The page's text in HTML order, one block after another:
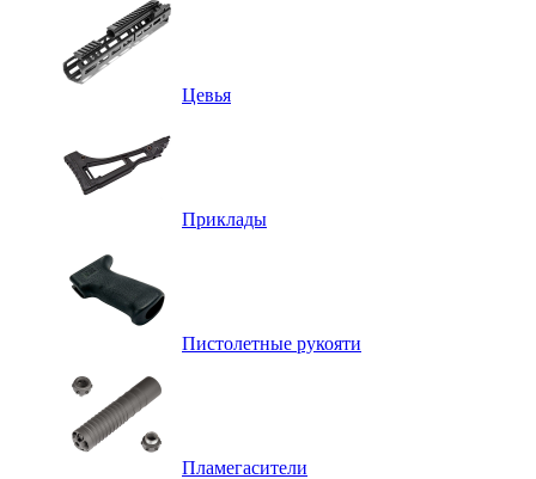
Цевья
Приклады
Пистолетные рукояти
Пламегасители